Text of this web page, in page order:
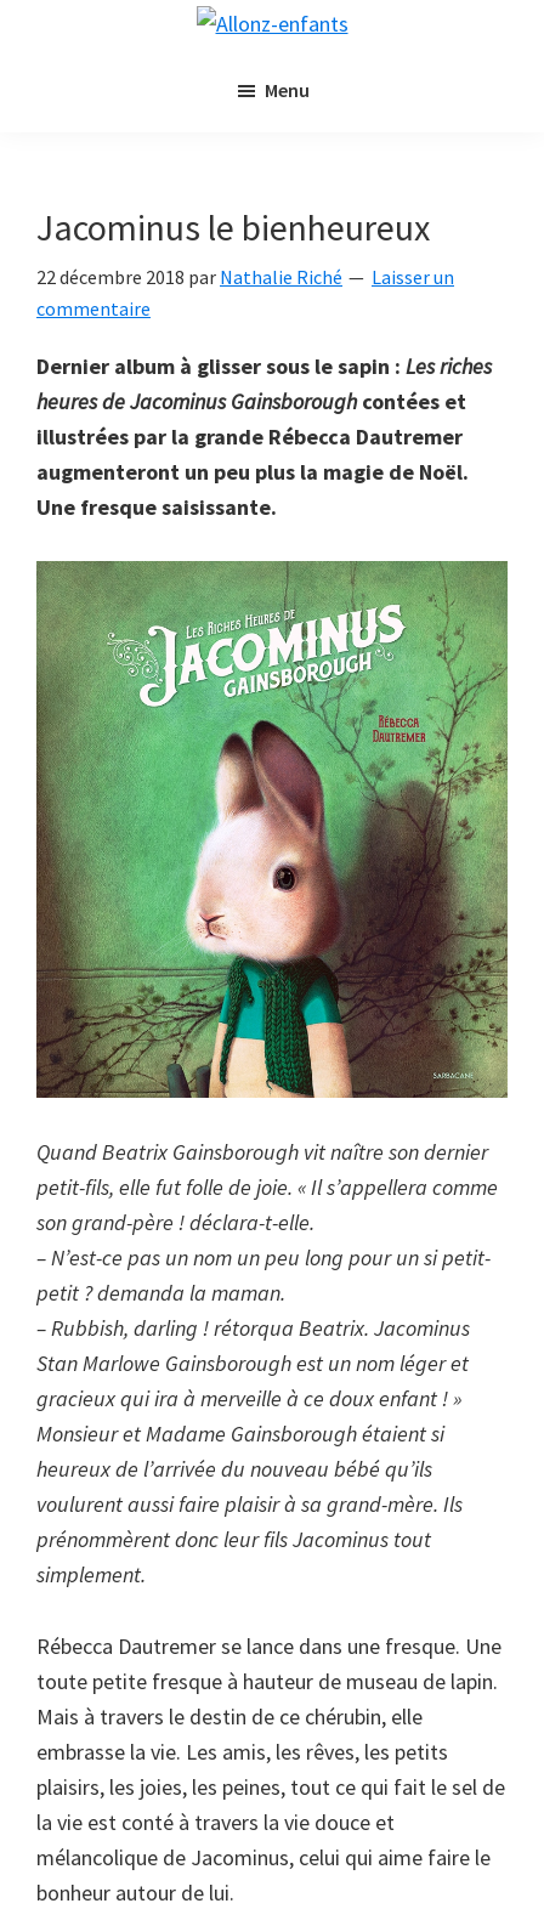
de
Nathalie
Riché
Menu
Jacominus le bienheureux
22 décembre 2018 par Nathalie Riché
Laisser un
commentaire
Dernier album à glisser sous le sapin : Les riches
heures de Jacominus Gainsboroughcontées et
illustrées par la grande Rébecca Dautremer
augmenteront un peu plus la magie de Noël.
Une fresque saisissante.
Quand Beatrix Gainsborough vit naître son dernier
petit-fils, elle fut folle de joie. « Il s’appellera comme
son grand-père ! déclara-t-elle.
– N’est-ce pas un nom un peu long pour un si petit-
petit ? demanda la maman.
– Rubbish, darling ! rétorqua Beatrix. Jacominus
Stan Marlowe Gainsborough est un nom léger et
gracieux qui ira à merveille à ce doux enfant ! »
Monsieur et Madame Gainsborough étaient si
heureux de l’arrivée du nouveau bébé qu’ils
voulurent aussi faire plaisir à sa grand-mère. Ils
prénommèrent donc leur fils Jacominus tout
simplement.
Rébecca Dautremer se lance dans une fresque. Une
toute petite fresque à hauteur de museau de lapin.
Mais à travers le destin de ce chérubin, elle
embrasse la vie. Les amis, les rêves, les petits
plaisirs, les joies, les peines, tout ce qui fait le sel de
la vie est conté à travers la vie douce et
mélancolique de Jacominus, celui qui aime faire le
bonheur autour de lui.